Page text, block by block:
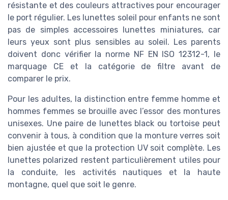
résistante et des couleurs attractives pour encourager
le port régulier. Les lunettes soleil pour enfants ne sont
pas de simples accessoires lunettes miniatures, car
leurs yeux sont plus sensibles au soleil. Les parents
doivent donc vérifier la norme NF EN ISO 12312-1, le
marquage CE et la catégorie de filtre avant de
comparer le prix.
Pour les adultes, la distinction entre femme homme et
hommes femmes se brouille avec l’essor des montures
unisexes. Une paire de lunettes black ou tortoise peut
convenir à tous, à condition que la monture verres soit
bien ajustée et que la protection UV soit complète. Les
lunettes polarized restent particulièrement utiles pour
la conduite, les activités nautiques et la haute
montagne, quel que soit le genre.